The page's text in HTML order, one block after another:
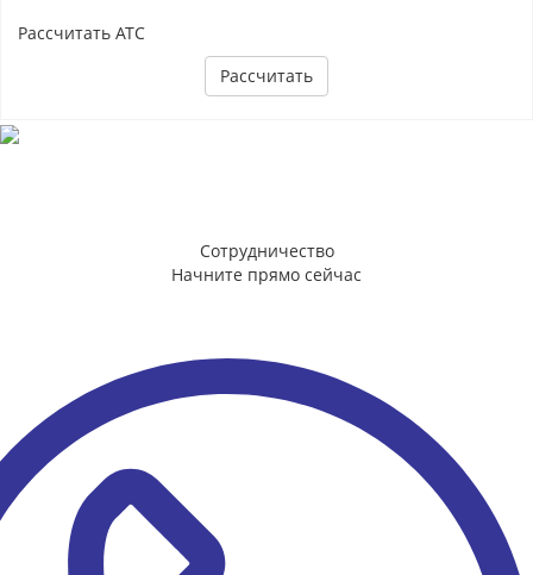
Рассчитать АТС
Рассчитать
Сотрудничество
Начните прямо сейчас